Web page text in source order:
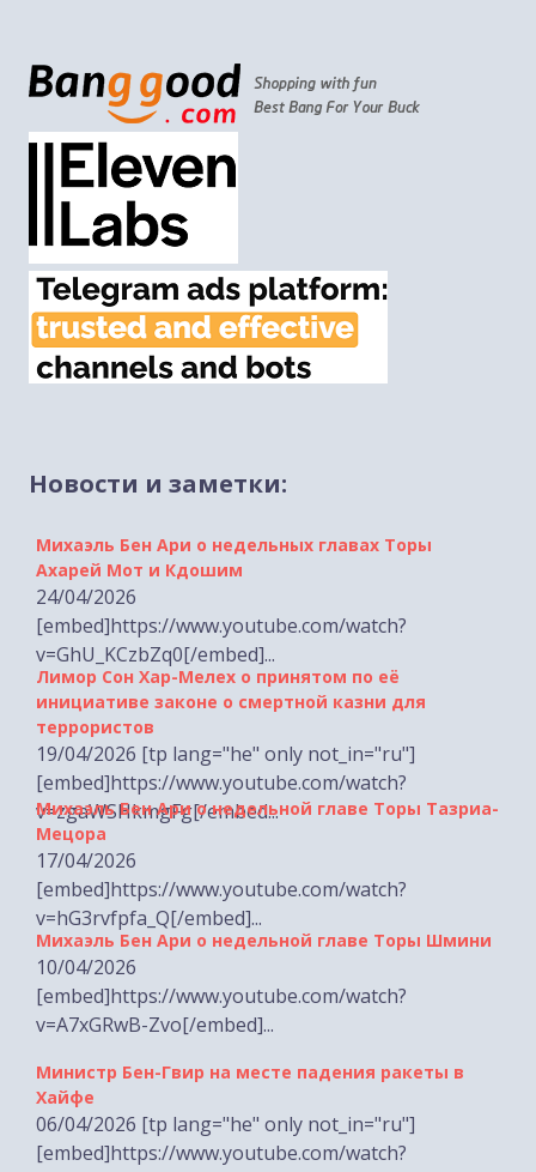
Новости и заметки:
Ахарей Мот и Кдошим
24/04/2026
[embed]https://www.youtube.com/watch?
v=GhU_KCzbZq0[/embed]...
Лимор Сон Хар-Мелех о принятом по её
инициативе законе о смертной казни для
террористов
19/04/2026 [tp lang="he" only not_in="ru"]
[embed]https://www.youtube.com/watch?
v=zgaWSHkmgFg[/embed...
Михаэль Бен Ари о недельной главе Торы Тазриа-
Мецора
17/04/2026
[embed]https://www.youtube.com/watch?
v=hG3rvfpfa_Q[/embed]...
Михаэль Бен Ари о недельной главе Торы Шмини
10/04/2026
[embed]https://www.youtube.com/watch?
v=A7xGRwB-Zvo[/embed]...
Министр Бен-Гвир на месте падения ракеты в
Хайфе
06/04/2026 [tp lang="he" only not_in="ru"]
[embed]https://www.youtube.com/watch?
v=esEPvV2cZGw[/embed...